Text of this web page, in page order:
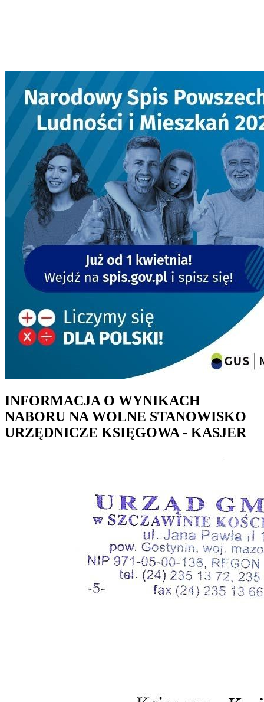
INFORMACJA O WYNIKACH
NABORU NA WOLNE STANOWISKO
URZĘDNICZE KSIĘGOWA - KASJER